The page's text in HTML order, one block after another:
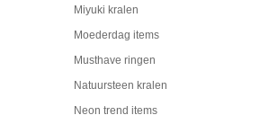
Miyuki kralen
Moederdag items
Musthave ringen
Natuursteen kralen
Neon trend items